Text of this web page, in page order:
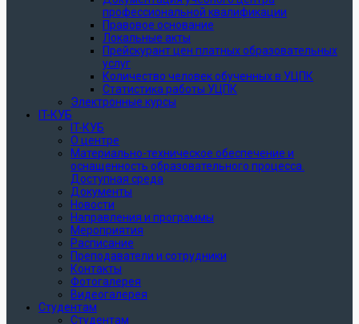
профессиональной квалификации
Правовое основание
Локальные акты
Прейскурант цен платных образовательных
услуг
Количество человек обученных в УЦПК
Статистика работы УЦПК
Электронные курсы
IT-КУБ
IT-КУБ
О центре
Материально-техническое обеспечение и
оснащенность образовательного процесса.
Доступная среда
Документы
Новости
Направления и программы
Мероприятия
Расписание
Преподаватели и сотрудники
Контакты
Фотогалерея
Видеогалерея
Студентам
Студентам